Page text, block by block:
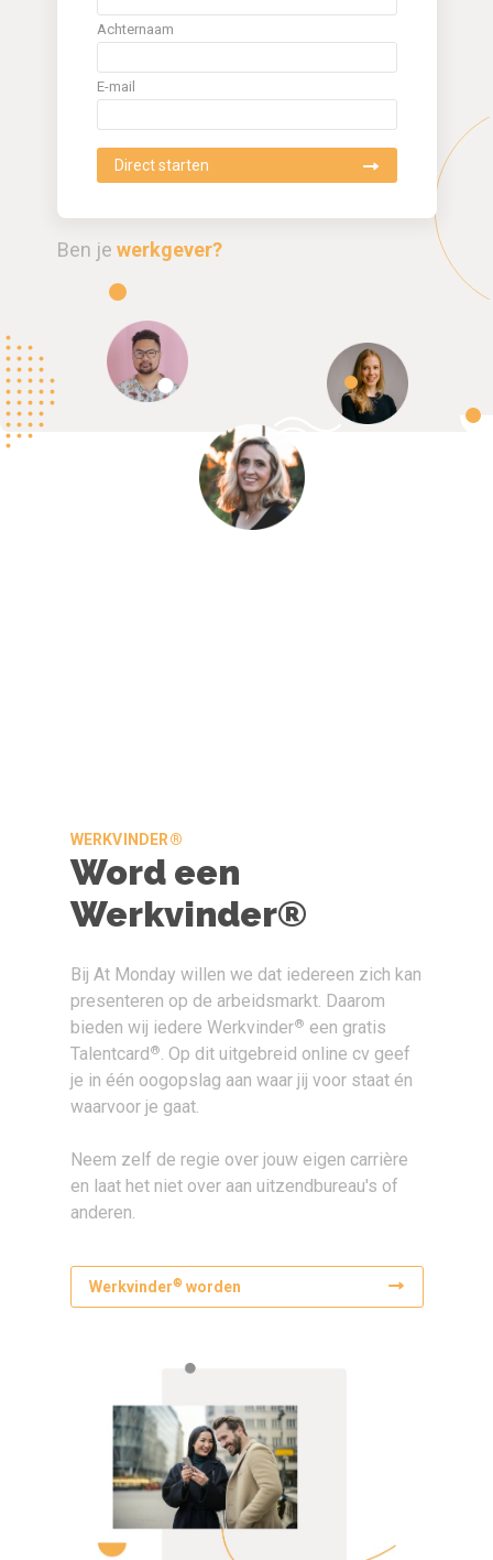
Achternaam
E-mail
Ben je werkgever?
WERKVINDER®
Word een
Werkvinder®
Bij At Monday willen we dat iedereen zich kan
presenteren op de arbeidsmarkt. Daarom
bieden wij iedere Werkvinder® een gratis
Talentcard®. Op dit uitgebreid online cv geef
je in één oogopslag aan waar jij voor staat én
waarvoor je gaat.
Neem zelf de regie over jouw eigen carrière
en laat het niet over aan uitzendbureau's of
anderen.
Werkvinder® worden